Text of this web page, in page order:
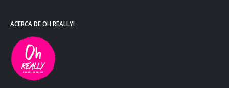
ACERCA DE OH REALLY!